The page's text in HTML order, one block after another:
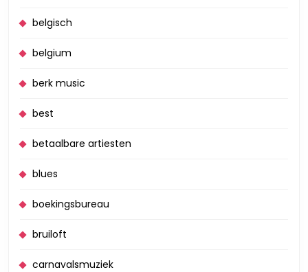
belgisch
belgium
berk music
best
betaalbare artiesten
blues
boekingsbureau
bruiloft
carnavalsmuziek